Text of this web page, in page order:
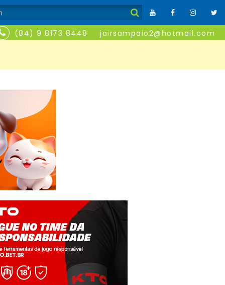
(84) 9 8173 8448 jairsampaio2@hotmail.com